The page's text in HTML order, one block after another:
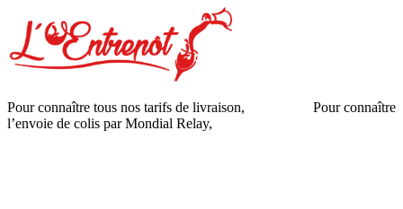
Pour connaître tous nos tarifs de livraison,
Pour connaître
l’envoie de colis par Mondial Relay,